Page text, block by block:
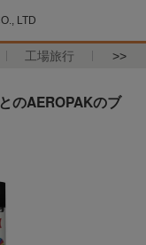
LTD
工場旅行 >>
のAEROPAKのブ